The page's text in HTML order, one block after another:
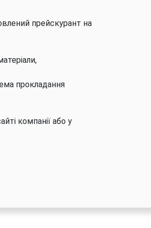
прейскурант на
прокладання
компанії або у